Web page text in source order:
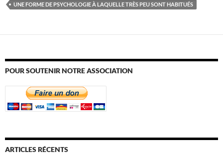
UNE FORME DE PSYCHOLOGIE À LAQUELLE TRÈS PEU SONT HABITUÉS
POUR SOUTENIR NOTRE ASSOCIATION
ARTICLES RÉCENTS